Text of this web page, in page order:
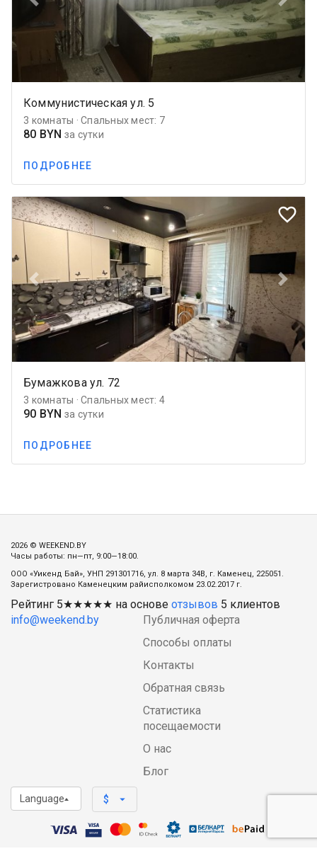
Previous Next
Коммунистическая ул. 5
3 комнаты · Спальных мест: 7
80 BYN за сутки
ПОДРОБНЕЕ
favorite_border
Previous Next
Бумажкова ул. 72
3 комнаты · Спальных мест: 4
90 BYN за сутки
ПОДРОБНЕЕ
2026 © WEEKEND.BY
Часы работы: пн—пт, 9:00—18:00.
ООО «Уикенд Бай», УНП 291301716, ул. 8 марта 34В, г. Каменец, 225051.
Зарегистровано Каменецким райисполкомом 23.02.2017 г.
Рейтинг 5★★★★★ на основе отзывов 5 клиентов
info@weekend.by
Публичная оферта
Способы оплаты
Контакты
Обратная связь
Статистика
посещаемости
О нас
Блог
Language $ arrow_drop_down